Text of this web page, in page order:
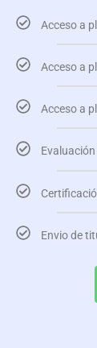
Acceso a
Acceso a
Acceso a
Envio de